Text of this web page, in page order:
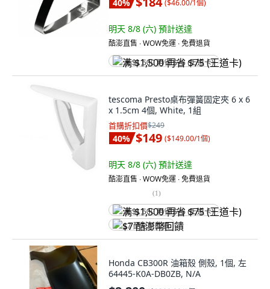
40% ($46.00/1個)
明天 8/8 (六) 預計送達
酷澎直售 ∙ WOW免運 ∙ 免費退貨
满 $1,500 再省 $75 (王道卡)
tescoma Presto桌布彈簧固定夾 6 x 6
x 1.5cm 4個, White, 1組
首購折扣價$249
40% $149 ($149.00/1個)
明天 8/8 (六) 預計送達
酷澎直售 ∙ WOW免運 ∙ 免費退貨
(1)
满 $1,500 再省 $75 (王道卡)
$7 酷澎幣回饋
Honda CB300R 油箱殼 側殼, 1個, 左
64445-K0A-DB0ZB, N/A